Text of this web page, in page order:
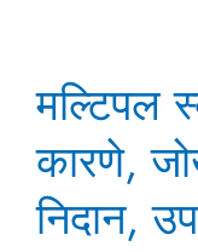
मल्टिपल
कारणे,
निदान,
स्क्लेरोसिस:
कारणे,
जोखमीचे
घटक,